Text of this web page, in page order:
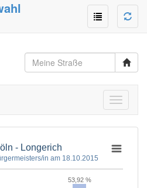
Toggle
- Longerich
in am 18.10.2015
53,92 %